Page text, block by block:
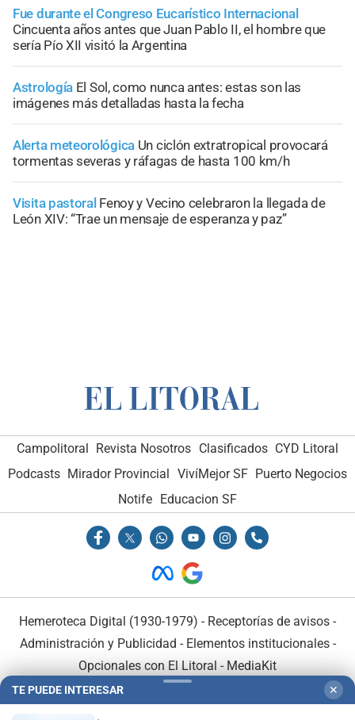
Fue durante el Congreso Eucarístico Internacional
Cincuenta años antes que Juan Pablo II, el hombre que
sería Pío XII visitó la Argentina
Astrología El Sol, como nunca antes: estas son las
imágenes más detalladas hasta la fecha
Alerta meteorológica Un ciclón extratropical provocará
tormentas severas y ráfagas de hasta 100 km/h
Visita pastoral Fenoy y Vecino celebraron la llegada de
León XIV: “Trae un mensaje de esperanza y paz”
Campolitoral Revista Nosotros Clasificados CYD Litoral
Podcasts Mirador Provincial VivíMejor SF Puerto Negocios
Notife Educacion SF
Hemeroteca Digital (1930-1979) - Receptorías de avisos -
Administración y Publicidad - Elementos institucionales-
Opcionales con El Litoral - MediaKit
TE PUEDE INTERESAR ✕